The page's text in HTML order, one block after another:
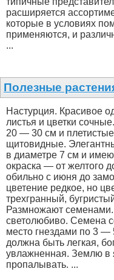
расширяется
которые в условиях
применяются, и
...
Полезные
Настурция. Красивое
листья и цветки
20 — 30 см и
щитовидные.
в диаметре 7 см и
окраска — от желтого
обильно с июня до
цветение редкое, но
трехгранный,
Размножают семенами.
светолюбиво. Семена
место гнездами по 3
должна быть легкая,
увлажненная. Землю в
пропалывать. ...